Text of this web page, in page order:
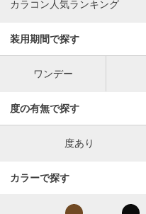
カラコン人気ランキング
装用期間で探す
ワンデー
度の有無で探す
度あり
カラーで探す